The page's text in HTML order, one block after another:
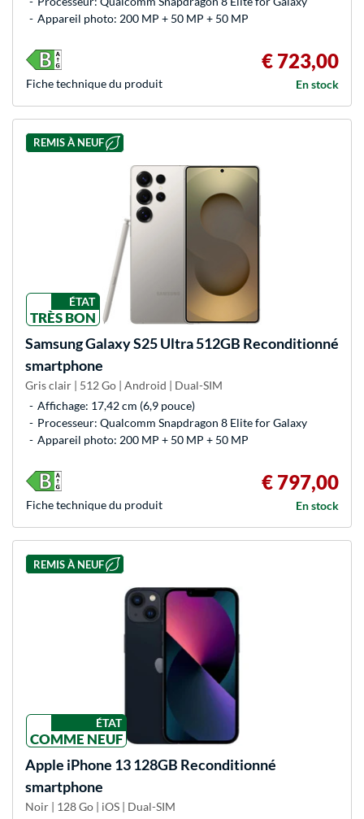
Appareil photo: 200 MP + 50 MP + 50 MP
€ 723,00
En stock
Fiche technique du produit
REMIS À NEUF
ÉTAT
TRÈS BON
SamsungGalaxy S25 Ultra 512GB Reconditionné
smartphone
Gris clair | 512 Go | Android | Dual-SIM
Affichage: 17,42 cm (6,9 pouce)
Processeur: Qualcomm Snapdragon 8 Elite for Galaxy
Appareil photo: 200 MP + 50 MP + 50 MP
€ 797,00
En stock
Fiche technique du produit
REMIS À NEUF
ÉTAT
COMME NEUF
Apple iPhone 13 128GB Reconditionné
smartphone
Noir | 128 Go | iOS | Dual-SIM